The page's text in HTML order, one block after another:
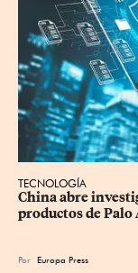
TECNOLOGÍA
China abre
productos de
Por Europa Press